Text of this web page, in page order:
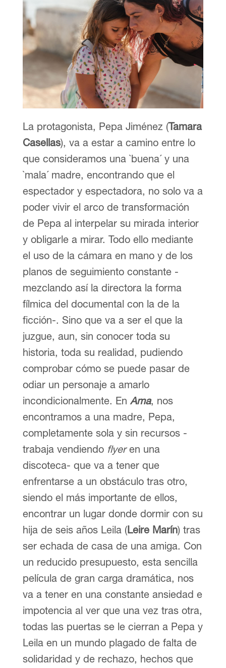
La protagonista, Pepa Jiménez (Tamara
Casellas), va a estar a camino entre lo
que consideramos una `buena´ y una
`mala´ madre, encontrando que el
espectador y espectadora, no solo va a
poder vivir el arco de transformación
de Pepa al interpelar su mirada interior
y obligarle a mirar. Todo ello mediante
el uso de la cámara en mano y de los
planos de seguimiento constante -
mezclando así la directora la forma
fílmica del documental con la de la
ficción-. Sino que va a ser el que la
juzgue, aun, sin conocer toda su
historia, toda su realidad, pudiendo
comprobar cómo se puede pasar de
odiar un personaje a amarlo
incondicionalmente. En Ama, nos
encontramos a una madre, Pepa,
completamente sola y sin recursos -
trabaja vendiendo flyeren una
discoteca- que va a tener que
enfrentarse a un obstáculo tras otro,
siendo el más importante de ellos,
encontrar un lugar donde dormir con su
hija de seis años Leila (Leire Marín) tras
ser echada de casa de una amiga. Con
un reducido presupuesto, esta sencilla
película de gran carga dramática, nos
va a tener en una constante ansiedad e
impotencia al ver que una vez tras otra,
todas las puertas se le cierran a Pepa y
Leila en un mundo plagado de falta de
solidaridad y de rechazo, hechos que